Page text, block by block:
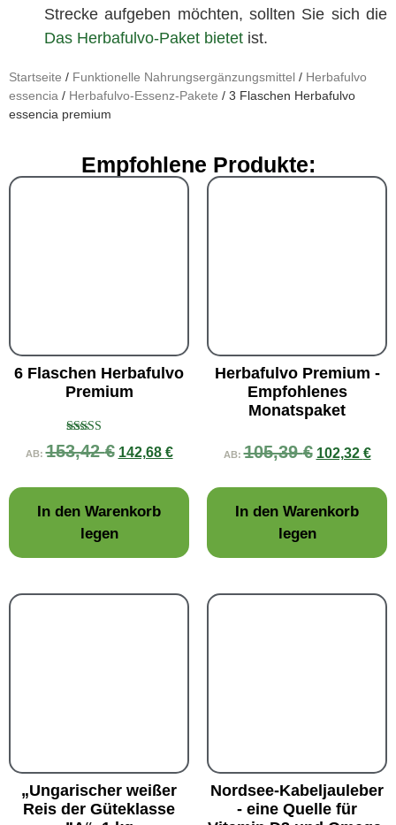
Strecke aufgeben möchten, sollten Sie sich die
Das Herbafulvo-Paket bietet ist.
Startseite / Funktionelle Nahrungsergänzungsmittel / Herbafulvo
essencia / Herbafulvo-Essenz-Pakete / 3 Flaschen Herbafulvo
essencia premium
Empfohlene Produkte:
6 Flaschen Herbafulvo
Premium
Bewertet mit
5.00
AB:153,42€ 142,68 €
In den Warenkorb
legen
Herbafulvo Premium -
Empfohlenes
Monatspaket
AB:105,39€ 102,32 €
In den Warenkorb
legen
„Ungarischer weißer
Reis der Güteklasse
Nordsee-Kabeljauleber
- eine Quelle für